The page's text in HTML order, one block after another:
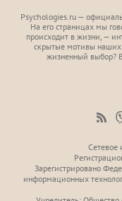
Psychologies.ru —
На его страницах мы
происходит в жизни, —
скрытые мотивы наших
жизненный выбор?
Сетевое
Зарегистрировано
информационных